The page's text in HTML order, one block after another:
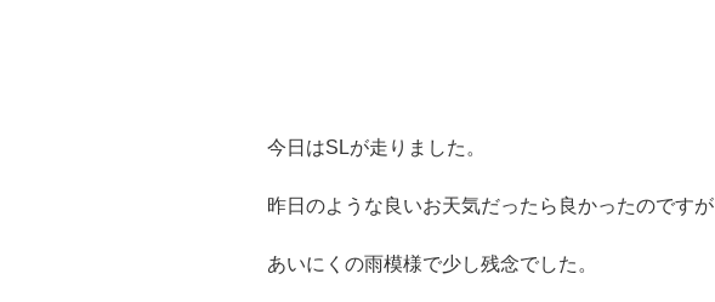
今日はSLが走りました。
昨日のような良いお天気だったら良かったのですが
あいにくの雨模様で少し残念でした。